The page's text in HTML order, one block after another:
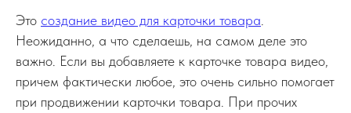
Это создание видео для карточки товара.
Неожиданно, а что сделаешь, на самом деле это
важно. Если вы добавляете к карточке товара видео,
причем фактически любое, это очень сильно помогает
при продвижении карточки товара. При прочих